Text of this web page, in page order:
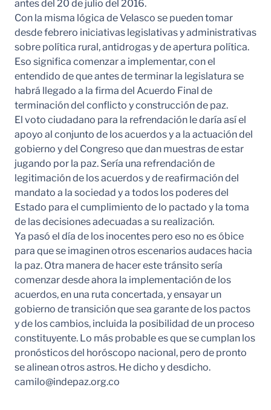
antes del 20 de julio del 2016.
Con la misma lógica de Velasco se pueden tomar
desde febrero iniciativas legislativas y administrativas
sobre política rural, antidrogas y de apertura política.
Eso significa comenzar a implementar, con el
entendido de que antes de terminar la legislatura se
habrá llegado a la firma del Acuerdo Final de
terminación del conflicto y construcción de paz.
El voto ciudadano para la refrendación le daría así el
apoyo al conjunto de los acuerdos y a la actuación del
gobierno y del Congreso que dan muestras de estar
jugando por la paz. Sería una refrendación de
legitimación de los acuerdos y de reafirmación del
mandato a la sociedad y a todos los poderes del
Estado para el cumplimiento de lo pactado y la toma
de las decisiones adecuadas a su realización.
Ya pasó el día de los inocentes pero eso no es óbice
para que se imaginen otros escenarios audaces hacia
la paz. Otra manera de hacer este tránsito sería
comenzar desde ahora la implementación de los
acuerdos, en una ruta concertada, y ensayar un
gobierno de transición que sea garante de los pactos
y de los cambios, incluida la posibilidad de un proceso
constituyente. Lo más probable es que se cumplan los
pronósticos del horóscopo nacional, pero de pronto
se alinean otros astros. He dicho y desdicho.
camilo@indepaz.org.co